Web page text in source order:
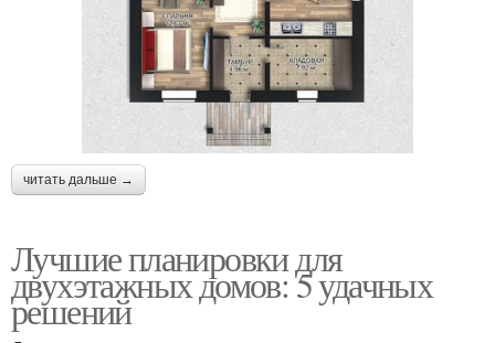
читать дальше →
Лучшие планировки для
двухэтажных домов: 5 удачных
решений